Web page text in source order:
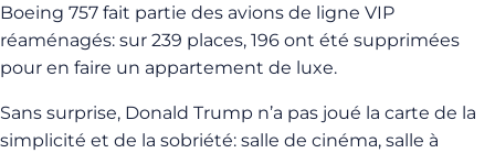
Boeing 757 fait partie des avions de ligne VIP
réaménagés: sur 239 places, 196 ont été supprimées
pour en faire un appartement de luxe.
Sans surprise, Donald Trump n’a pas joué la carte de la
simplicité et de la sobriété: salle de cinéma, salle à